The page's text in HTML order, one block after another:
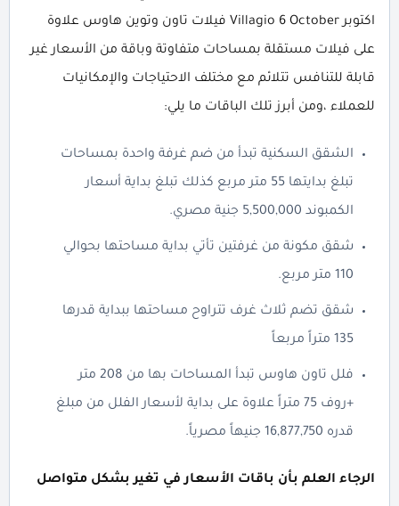
اكتوبر Villagio 6 October فيلات تاون وتوين هاوس علاوة
على فيلات مستقلة بمساحات متفاوتة وباقة من الأسعار غير
قابلة للتنافس تتلائم مع مختلف الاحتياجات والإمكانيات
للعملاء ،ومن أبرز تلك الباقات ما يلي:
الشقق السكنية تبدأ من ضم غرفة واحدة بمساحات
تبلغ بدايتها 55 متر مربع كذلك تبلغ بداية أسعار
الكمبوند 5,500,000 جنية مصري.
شقق مكونة من غرفتين تأتي بداية مساحتها بحوالي
110 متر مربع.
شقق تضم ثلاث غرف تتراوح مساحتها ببداية قدرها
135 متراً مربعاً
فلل تاون هاوس تبدأ المساحات بها من 208 متر
+روف 75 متراً علاوة على بداية لأسعار الفلل من مبلغ
قدره 16,877,750 جنيهاً مصرياً.
الرجاء العلم بأن باقات الأسعار في تغير بشكل متواصل